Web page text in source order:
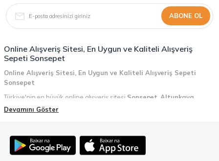
ABONE OL
Online Alışveriş Sitesi, En Uygun ve Kaliteli Alışveriş
Sepeti Sonsepet
Online Alışveriş Sitesi, En Uygun ve Kaliteli Alışveriş Sepeti
Sonsepet
Türkiye'nin en büyük online alışveriş sitesi Sonsepet Altunkaya
Holdinggüvencesiyle hizmet vermektedir! Sonsepet, online alışveriş
teslimat ve güvenli ödeme seçenekleriyle, alışveriş yaparken
zamanınızı ve paranızı en verimli şekilde kullanırsınız.
Devamını Göster